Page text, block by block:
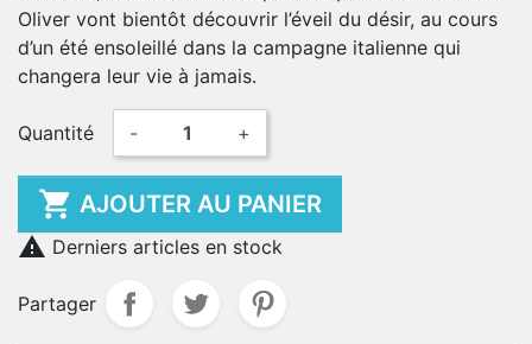
Oliver vont bientôt découvrir l’éveil du désir, au cours
d’un été ensoleillé dans la campagne italienne qui
changera leur vie à jamais.
Quantité - +
 AJOUTER AU PANIER
 Derniers articles en stock
Partager